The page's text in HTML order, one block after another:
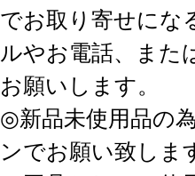
でお取り寄せにな
ルやお電話、また
お願いします。
◎新品未使用品の
ンでお願い致しま